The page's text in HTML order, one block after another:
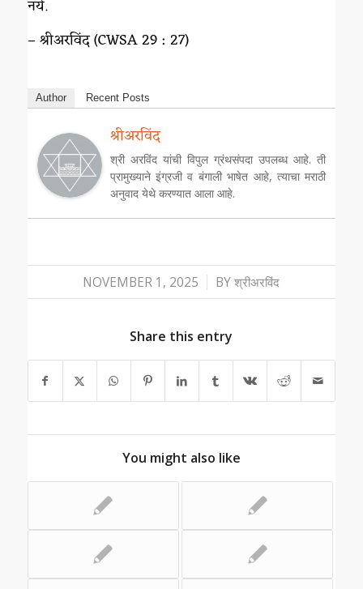
नये.
– श्रीअरविंद (CWSA 29 : 27)
Author Recent Posts
श्रीअरविंद
श्री अरविंद यांची विपुल ग्रंथसंपदा उपलब्ध आहे. ती
प्रामुख्याने इंग्रजी व बंगाली भाषेत आहे, त्याचा मराठी
अनुवाद येथे करण्यात आला आहे.
NOVEMBER 1, 2025
/ BYश्रीअरविंद
Share this entry
You might also like